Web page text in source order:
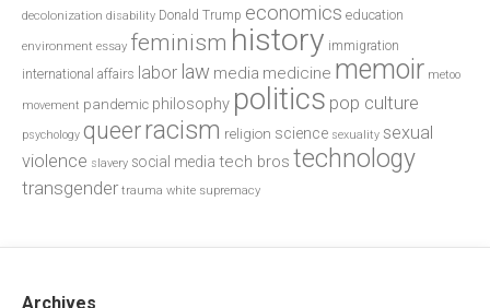
decolonization disability Donald Trump economics education
environment essay feminism history immigration
international affairs labor law media medicine memoir metoo
movement pandemic philosophy politics pop culture
psychology queerracism religion science sexuality sexual
violence slavery social media tech bros technology
transgender trauma white supremacy
Archives